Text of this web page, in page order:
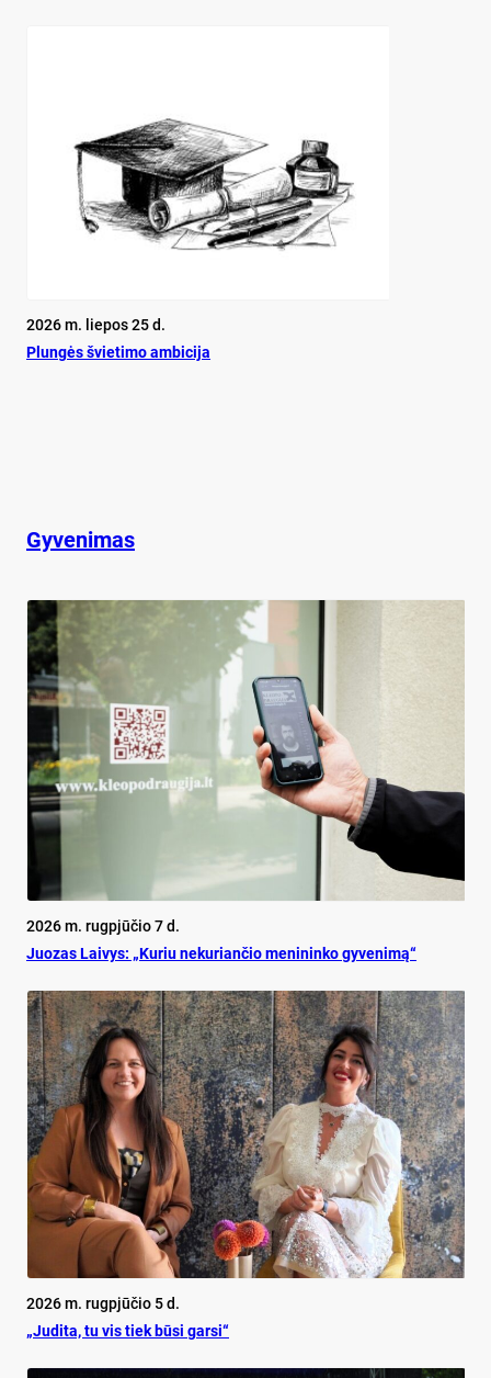
2026 m. liepos 25 d.
Plun­gės švie­ti­mo am­bi­ci­ja
Gyvenimas
2026 m. rugpjūčio 7 d.
Juo­zas Lai­vys: „Ku­riu ne­ku­rian­čio me­ni­nin­ko gy­ve­ni­mą“
2026 m. rugpjūčio 5 d.
„Judita, tu vis tiek būsi garsi“